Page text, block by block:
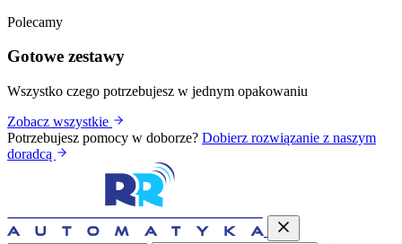
Polecamy
Gotowe zestawy
Wszystko czego potrzebujesz w jednym opakowaniu
Zobacz wszystkie
Potrzebujesz pomocy w doborze? Dobierz rozwiązanie z naszym
doradcą